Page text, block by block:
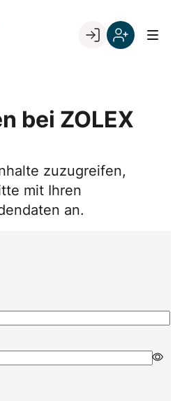
mit
Ihrer
bei ZOLEX
zuzugreifen,
mit Ihren
an.